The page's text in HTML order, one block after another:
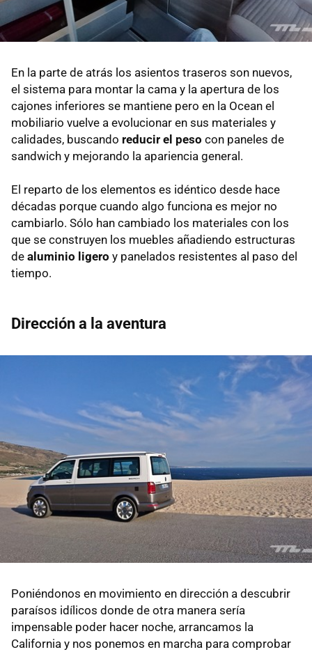
En la parte de atrás los asientos traseros son nuevos,
el sistema para montar la cama y la apertura de los
cajones inferiores se mantiene pero en la Ocean el
mobiliario vuelve a evolucionar en sus materiales y
calidades, buscando reducir el peso con paneles de
sandwich y mejorando la apariencia general.
El reparto de los elementos es idéntico desde hace
décadas porque cuando algo funciona es mejor no
cambiarlo. Sólo han cambiado los materiales con los
que se construyen los muebles añadiendo estructuras
de aluminio ligero y panelados resistentes al paso del
tiempo.
Dirección a la aventura
Poniéndonos en movimiento en dirección a descubrir
paraísos idílicos donde de otra manera sería
impensable poder hacer noche, arrancamos la
California y nos ponemos en marcha para comprobar